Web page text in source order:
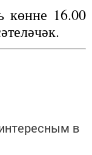
көн­не 16.00
в